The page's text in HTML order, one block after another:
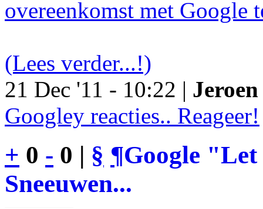
overeenkomst met Google
(Lees verder...!)
21 Dec '11 - 10:22 |
Googley reacties.. Reageer!
+ 0 - 0 | § ¶Google
Sneeuwen...